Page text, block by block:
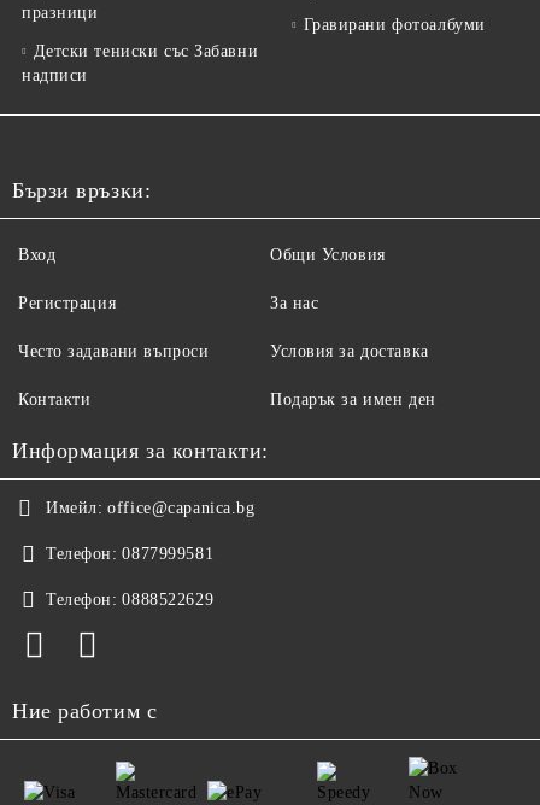
празници
Детски тениски със Забавни
надписи
Гравирани фотоалбуми
Бързи връзки:
Вход
Регистрация
Често задавани въпроси
Контакти
Общи Условия
За нас
Условия за доставка
Подарък за имен ден
Информация за контакти:
Имейл: office@capanica.bg
Телефон: 0877999581
Телефон: 0888522629
Ние работим с